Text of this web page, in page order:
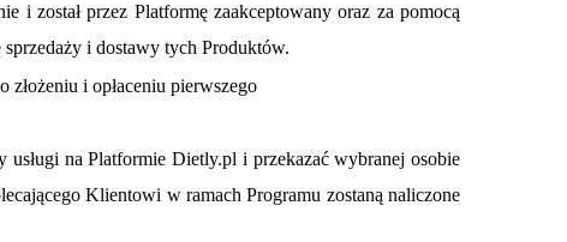
i został przez Platformę zaakceptowany oraz za pomocą
i dostawy tych Produktów.
i opłaceniu pierwszego
na Platformie Dietly.pl i przekazać wybranej osobie
Klientowi w ramach Programu zostaną naliczone